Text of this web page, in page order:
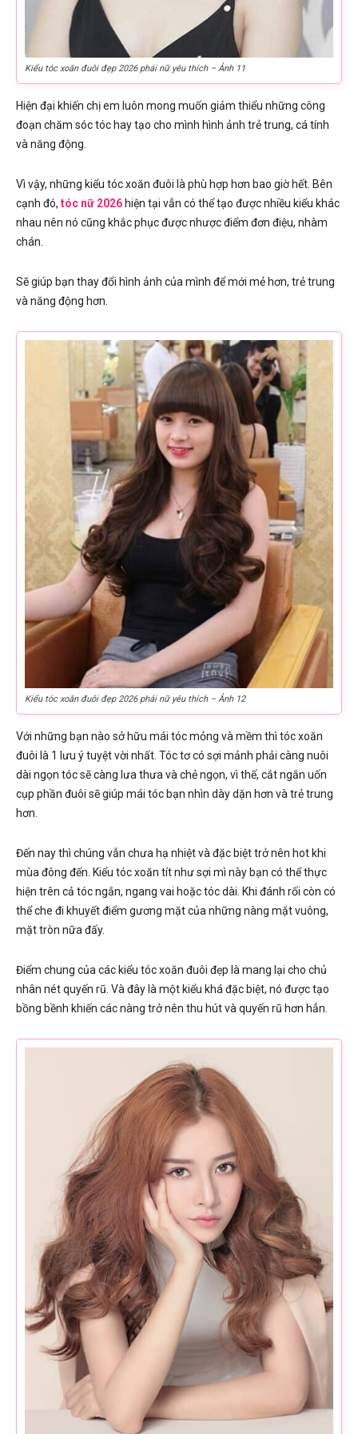
Kiểu tóc xoăn đuôi đẹp 2026 phái nữ yêu thích – Ảnh 11
Hiện đại khiến chị em luôn mong muốn giảm thiểu những công
đoạn chăm sóc tóc hay tạo cho mình hình ảnh trẻ trung, cá tính
và năng động.
Vì vậy, những kiểu tóc xoăn đuôi là phù hợp hơn bao giờ hết. Bên
cạnh đó, tóc nữ 2026 hiện tại vẫn có thể tạo được nhiều kiểu khác
nhau nên nó cũng khắc phục được nhược điểm đơn điệu, nhàm
chán.
Sẽ giúp bạn thay đổi hình ảnh của mình để mới mẻ hơn, trẻ trung
và năng động hơn.
Kiểu tóc xoăn đuôi đẹp 2026 phái nữ yêu thích – Ảnh 12
Với những bạn nào sở hữu mái tóc mỏng và mềm thì tóc xoăn
đuôi là 1 lưu ý tuyệt vời nhất. Tóc tơ có sợi mảnh phải càng nuôi
dài ngọn tóc sẽ càng lưa thưa và chẻ ngọn, vì thế, cắt ngắn uốn
cụp phần đuôi sẽ giúp mái tóc bạn nhìn dày dặn hơn và trẻ trung
hơn.
Đến nay thì chúng vẫn chưa hạ nhiệt và đặc biệt trở nên hot khi
mùa đông đến. Kiểu tóc xoăn tít như sợi mì này bạn có thể thực
hiện trên cả tóc ngắn, ngang vai hoặc tóc dài. Khi đánh rối còn có
thể che đi khuyết điểm gương mặt của những nàng mặt vuông,
mặt tròn nữa đấy.
Điểm chung của các kiểu tóc xoăn đuôi đẹp là mang lại cho chủ
nhân nét quyến rũ. Và đây là một kiểu khá đặc biệt, nó được tạo
bồng bềnh khiến các nàng trở nên thu hút và quyến rũ hơn hẳn.